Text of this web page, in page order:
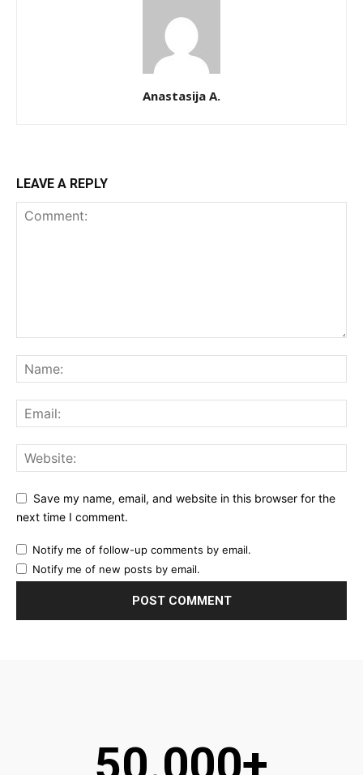
Anastasija A.
LEAVE A REPLY
Save my name, email, and website in this browser for the
next time I comment.
Notify me of follow-up comments by email.
Notify me of new posts by email.